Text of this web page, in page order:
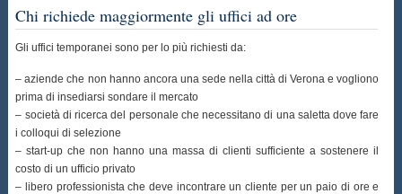
Chi richiede maggiormente gli uffici ad ore
Gli uffici temporanei sono per lo più richiesti da:
– aziende che non hanno ancora una sede nella città di Verona e vogliono
prima di insediarsi sondare il mercato
– società di ricerca del personale che necessitano di una saletta dove fare
i colloqui di selezione
– start-up che non hanno una massa di clienti sufficiente a sostenere il
costo di un ufficio privato
– libero professionista che deve incontrare un cliente per un paio di ore e